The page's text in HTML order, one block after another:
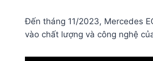
Đến tháng 11/2023, Mercedes
vào chất lượng và công nghệ